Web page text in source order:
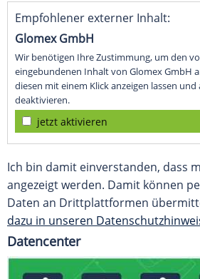
Empfohlener externer Inhalt:
Glomex GmbH
Wir benötigen Ihre Zustimmung, um den
eingebundenen Inhalt von Glomex GmbH
diesen mit einem Klick anzeigen lassen und
deaktivieren.
jetzt aktivieren
Ich bin damit einverstanden, dass
angezeigt werden. Damit können
Daten an Drittplattformen
dazu in unseren
Datencenter